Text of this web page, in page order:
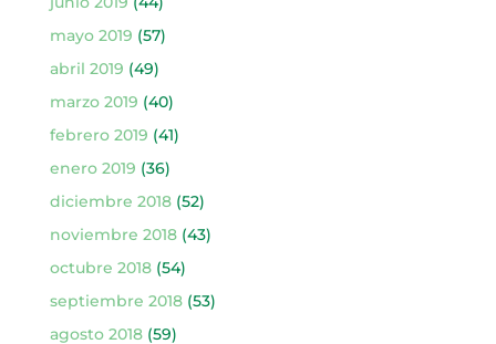
mayo 2019 (57)
abril 2019 (49)
marzo 2019 (40)
febrero 2019 (41)
enero 2019 (36)
diciembre 2018(52)
noviembre 2018(43)
octubre 2018(54)
septiembre 2018(53)
agosto 2018(59)